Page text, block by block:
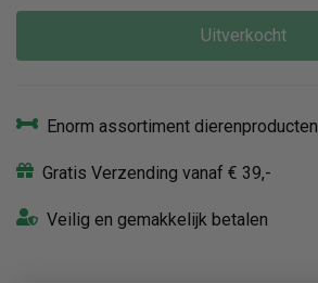
Uitverkocht
Enorm assortiment dierenproducten
Gratis Verzending vanaf € 39,-
Veilig en gemakkelijk betalen